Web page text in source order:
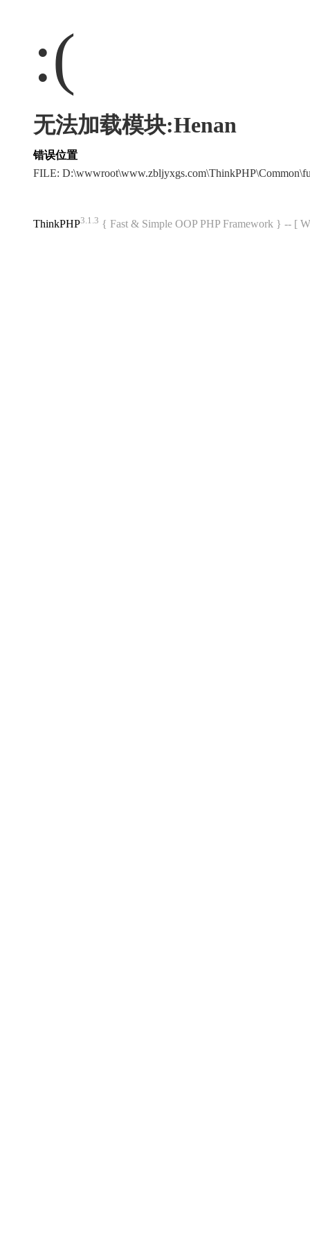
:(
无法加载模块:Henan
错误位置
FILE:
ThinkPHP3.1.3 { Fast & Simple OOP PHP Framework } -- [